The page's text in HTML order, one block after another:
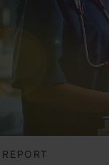
REPORT